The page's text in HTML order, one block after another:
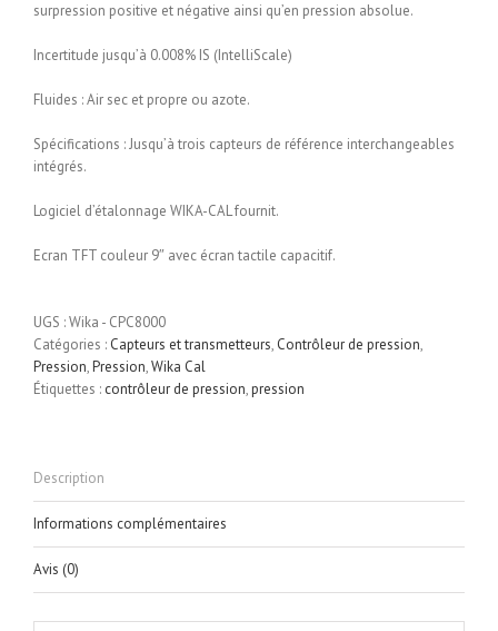
surpression positive et négative ainsi qu’en pression absolue.
Incertitude jusqu’à 0.008% IS (IntelliScale)
Fluides : Air sec et propre ou azote.
Spécifications : Jusqu’à trois capteurs de référence interchangeables
intégrés.
Logiciel d’étalonnage WIKA-CAL fournit.
Ecran TFT couleur 9″ avec écran tactile capacitif.
UGS :Wika - CPC8000
Catégories : Capteurs et transmetteurs, Contrôleur de pression,
Pression,Pression,Wika Cal
Étiquettes : contrôleur de pression,pression
Description
Informations complémentaires
Avis (0)